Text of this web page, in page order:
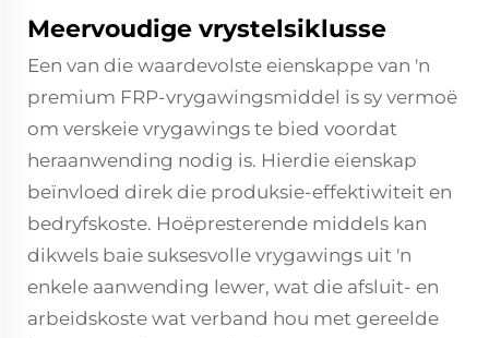
Meervoudige vrystelsiklusse
Een van die waardevolste eienskappe van 'n
premium FRP-vrygawingsmiddel is sy vermoë
om verskeie vrygawings te bied voordat
heraanwending nodig is. Hierdie eienskap
beïnvloed direk die produksie-effektiwiteit en
bedryfskoste. Hoëpresterende middels kan
dikwels baie suksesvolle vrygawings uit 'n
enkele aanwending lewer, wat die afsluit- en
arbeidskoste wat verband hou met gereelde